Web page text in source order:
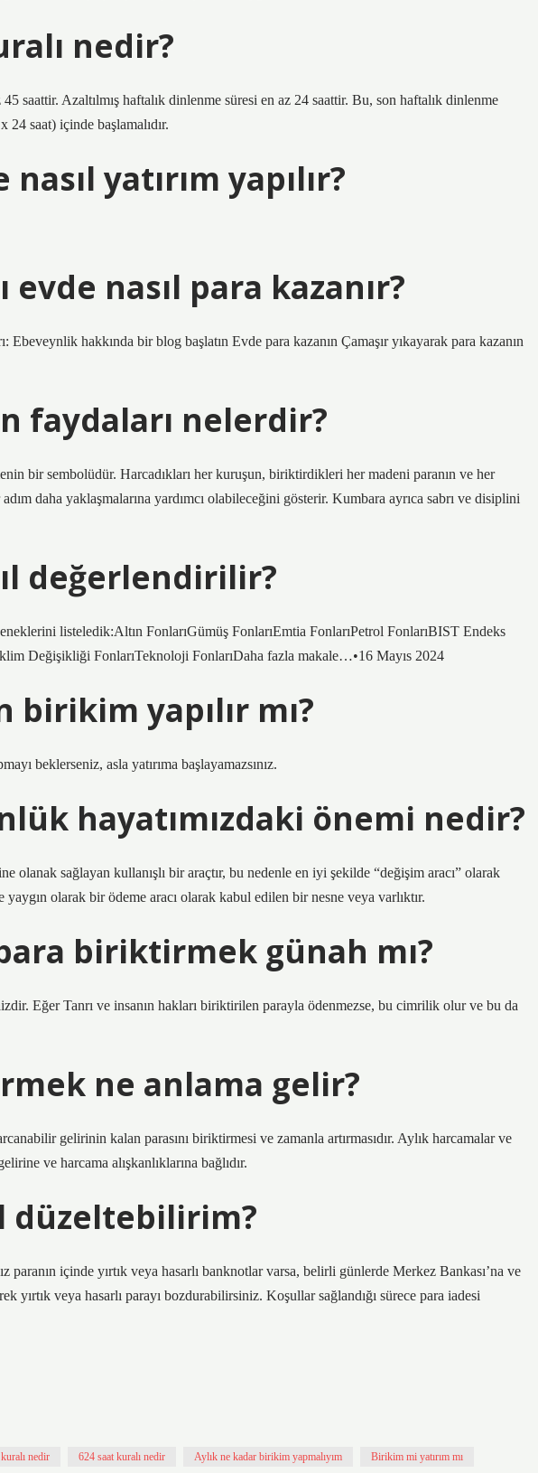
nedir?
saattir. Azaltılmış haftalık dinlenme süresi en az 24 saattir. Bu, son haftalık dinlenme
saat) içinde başlamalıdır.
yatırım yapılır?
evde nasıl para kazanır?
Ebeveynlik hakkında bir blog başlatın Evde para kazanın Çamaşır yıkayarak para kazanın
faydaları nelerdir?
bir sembolüdür. Harcadıkları her kuruşun, biriktirdikleri her madeni paranın ve her
daha yaklaşmalarına yardımcı olabileceğini gösterir. Kumbara ayrıca sabrı ve disiplini
değerlendirilir?
listeledik:Altın FonlarıGümüş FonlarıEmtia FonlarıPetrol FonlarıBIST Endeks
Değişikliği FonlarıTeknoloji FonlarıDaha fazla makale…•16 Mayıs 2024
birikim yapılır mı?
beklerseniz, asla yatırıma başlayamazsınız.
hayatımızdaki önemi nedir?
olanak sağlayan kullanışlı bir araçtır, bu nedenle en iyi şekilde “değişim aracı” olarak
olarak bir ödeme aracı olarak kabul edilen bir nesne veya varlıktır.
biriktirmek günah mı?
Eğer Tanrı ve insanın hakları biriktirilen parayla ödenmezse, bu cimrilik olur ve bu da
ne anlama gelir?
gelirinin kalan parasını biriktirmesi ve zamanla artırmasıdır. Aylık harcamalar ve
ve harcama alışkanlıklarına bağlıdır.
düzeltebilirim?
paranın içinde yırtık veya hasarlı banknotlar varsa, belirli günlerde Merkez Bankası’na ve
yırtık veya hasarlı parayı bozdurabilirsiniz. Koşullar sağlandığı sürece para iadesi
nedir 624 saat kuralı nedir Aylık ne kadar birikim yapmalıyım Birikim mi yatırım mı